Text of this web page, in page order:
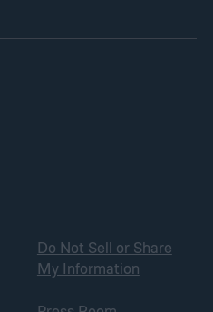
Do Not Sell or Share
My Information